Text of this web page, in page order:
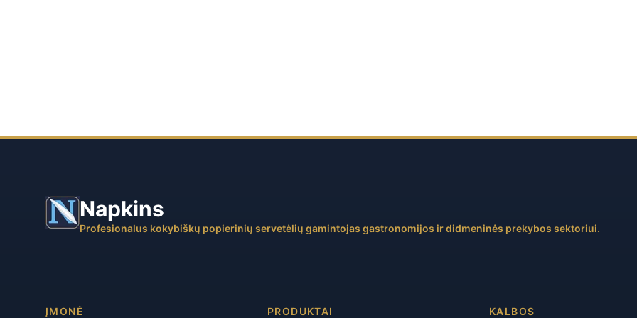
Napkins
Profesionalus kokybiškų popierinių servetėlių gamintojas gastronomijos ir didmeninės prekybos sektoriui.
ĮMONĖ PRODUKTAI KALBOS